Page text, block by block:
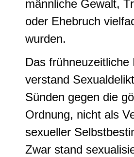
männliche Gewalt,
oder Ehebruch
wurden.
Das frühneuzeitliche
verstand
Sünden gegen die
Ordnung, nicht als
sexueller
Zwar stand